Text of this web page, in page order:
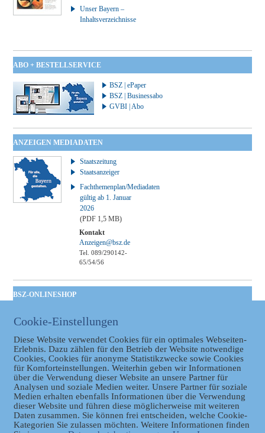
Unser Bayern –
Inhaltsverzeichnisse
ABO + BESTELLSERVICE
BSZ | ePaper
BSZ | Businessabo
GVBI | Abo
ANZEIGEN MEDIADATEN
Staatszeitung
Staatsanzeiger
Fachthemenplan/Mediadaten
gültig ab 1. Januar
2026
(PDF 1,5 MB)
Kontakt
Anzeigen@bsz.de
Tel. 089/290142-
65/54/56
BSZ-ONLINESHOP
Taschenbuch
GVBl | Einbanddecke
Datenschutz
Cookie-Einstellungen
Diese Website verwendet Cookies für ein optimales Webseiten-
Erlebnis. Dazu zählen für den Betrieb der Website notwendige
Cookies, Cookies für anonyme Statistikzwecke sowie Cookies
für Komforteinstellungen. Weiterhin geben wir Informationen
über die Verwendung dieser Website an unsere Partner für
Analysen und soziale Medien weiter. Unsere Partner für soziale
Medien erhalten ebenfalls Informationen über die Verwendung
dieser Website und führen diese möglicherweise mit weiteren
Daten zusammen. Sie können frei entscheiden, welche Cookie-
Kategorien Sie zulassen möchten. Weitere Informationen finden